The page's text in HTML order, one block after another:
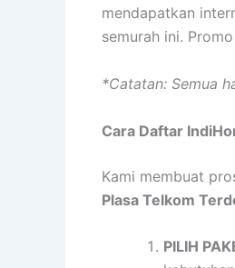
mendapatkan
semurah ini.
*Catatan: Semua
Cara Daftar
Kami membuat
Plasa Telkom
PILIH